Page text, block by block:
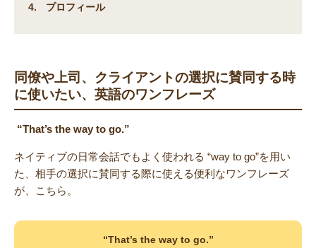
プロフィール
同僚や上司、クライアントの選択に賛同する時
に使いたい、英語のワンフレーズ
“That’s the way to go.”
ネイティブの日常会話でもよく使われる “way to go”を用い
た、相手の選択に賛同する際に使える便利なワンフレーズ
が、こちら。
“That’s the way to go.”